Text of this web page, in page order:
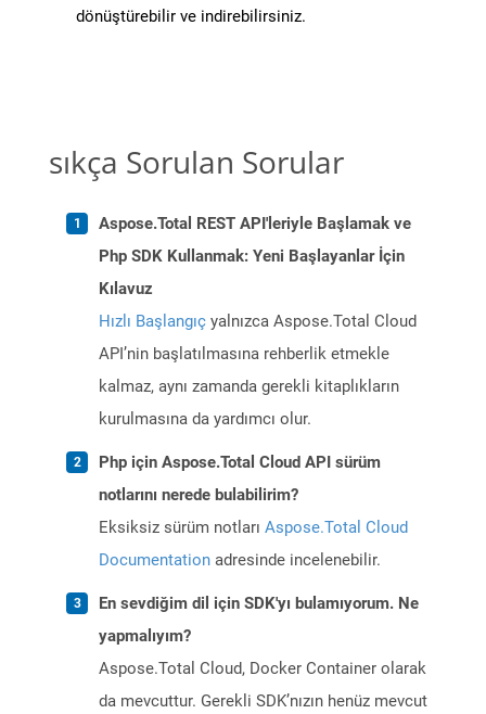
dönüştürebilir ve indirebilirsiniz.
sıkça Sorulan Sorular
Aspose.Total REST API'leriyle Başlamak ve
Php SDK Kullanmak: Yeni Başlayanlar İçin
Kılavuz
Hızlı Başlangıç yalnızca Aspose.Total Cloud
API’nin başlatılmasına rehberlik etmekle
kalmaz, aynı zamanda gerekli kitaplıkların
kurulmasına da yardımcı olur.
Php için Aspose.Total Cloud API sürüm
notlarını nerede bulabilirim?
Eksiksiz sürüm notları Aspose.Total Cloud
Documentation adresinde incelenebilir.
En sevdiğim dil için SDK'yı bulamıyorum. Ne
yapmalıyım?
Aspose.Total Cloud, Docker Container olarak
da mevcuttur. Gerekli SDK’nızın henüz mevcut